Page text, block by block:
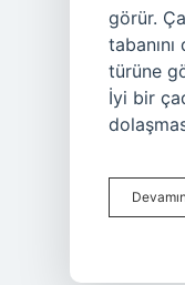
görür.
türüne
İyi bir